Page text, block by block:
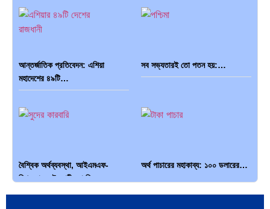
আন্তর্জাতিক প্রতিবেদন: এশিয়া
মহাদেশের ৪৯টি…
সব সভ্যতারই তো পতন হয়:…
বৈশ্বিক অর্থব্যবস্থা, আইএমএফ-
বিশ্বব্যাংক, ইসলামী ব্যাংকিং…
অর্থ পাচারের মহাকাব্য: ১০০ ডলারের…